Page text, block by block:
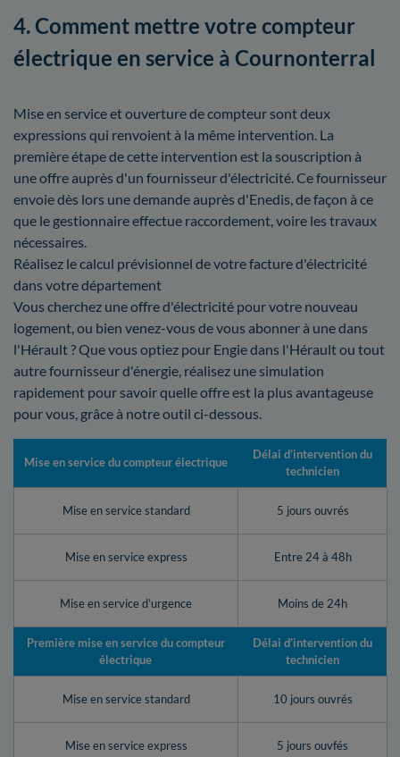
4. Comment mettre votre compteur
électrique en service à Cournonterral
Mise en service et ouverture de compteur sont deux
expressions qui renvoient à la même intervention. La
première étape de cette intervention est la souscription à
une offre auprès d'un fournisseur d'électricité. Ce fournisseur
envoie dès lors une demande auprès d'Enedis, de façon à ce
que le gestionnaire effectue raccordement, voire les travaux
nécessaires.
Réalisez le calcul prévisionnel de votre facture d'électricité
dans votre département
Vous cherchez une offre d'électricité pour votre nouveau
logement, ou bien venez-vous de vous abonner à une dans
l'Hérault ? Que vous optiez pour Engie dans l'Hérault ou tout
autre fournisseur d'énergie, réalisez une simulation
rapidement pour savoir quelle offre est la plus avantageuse
pour vous, grâce à notre outil ci-dessous.
Mise en service du compteur électrique
Délai d’intervention du
technicien
Mise en service standard 5 jours ouvrés
Mise en service express Entre 24 à 48h
Mise en service d’urgence Moins de 24h
Première mise en service du compteur
électrique
Délai d’intervention du
technicien
Mise en service standard 10 jours ouvrés
Mise en service express 5 jours ouvfés